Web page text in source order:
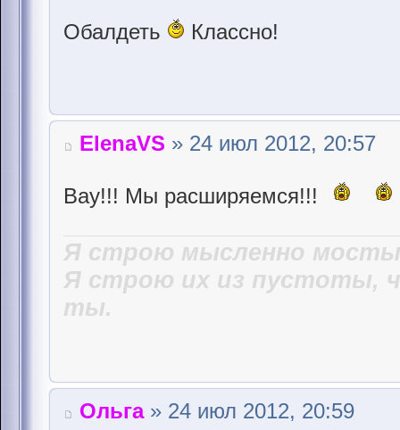
Обалдеть Классно!
ElenaVS » 24 июл 2012, 20:57
Вау!!! Мы расширяемся!!!
Я строю мысленно
Я строю их из пустоты,
ты.
Ольга» 24 июл 2012, 20:59